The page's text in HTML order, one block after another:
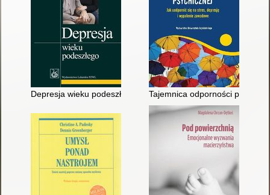
Depresja wieku podeszłego Tajemnica odporności